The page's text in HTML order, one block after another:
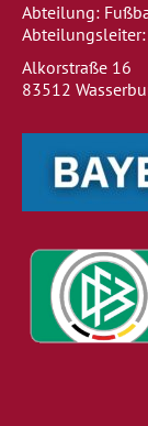
Abteilung:
Alkorstraße 16
83512